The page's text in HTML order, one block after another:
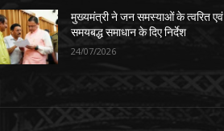
मुख्यमंत्री ने जन समस्याओं के त्वरित एवं
समयबद्ध समाधान के दिए निर्देश
24/07/2026